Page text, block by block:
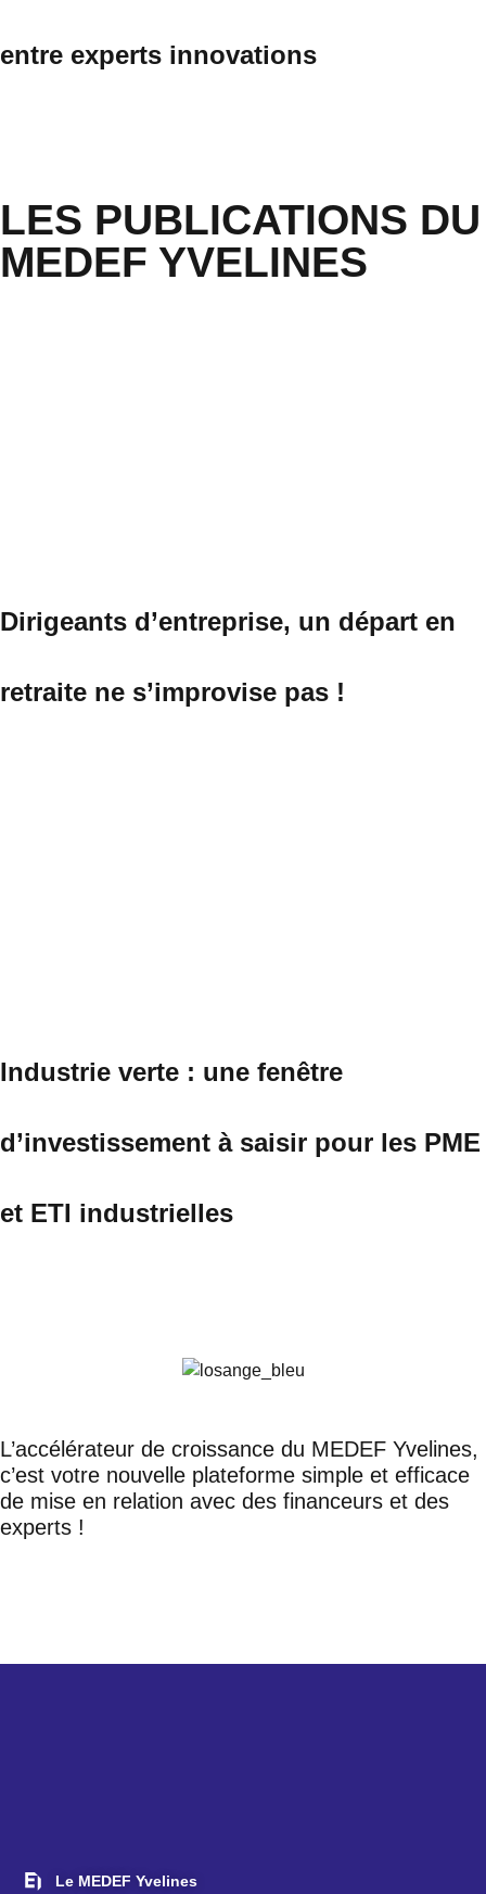
entre experts innovations
LES PUBLICATIONS DU
MEDEF YVELINES
Dirigeants d’entreprise, un départ en
retraite ne s’improvise pas !
Industrie verte : une fenêtre
d’investissement à saisir pour les PME
et ETI industrielles
L’accélérateur de croissance du MEDEF Yvelines,
c’est votre nouvelle plateforme simple et efficace
de mise en relation avec des financeurs et des
experts !
Le MEDEF Yvelines